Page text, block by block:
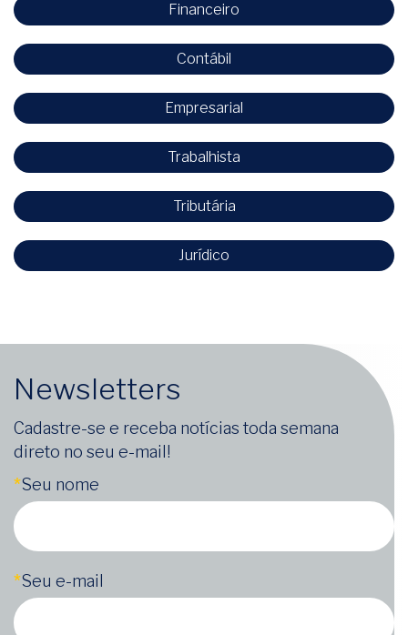
Financeiro
Contábil
Empresarial
Trabalhista
Tributária
Jurídico
Newsletters
Cadastre-se e receba notícias toda semana
direto no seu e-mail!
*Seu nome
*Seu e-mail